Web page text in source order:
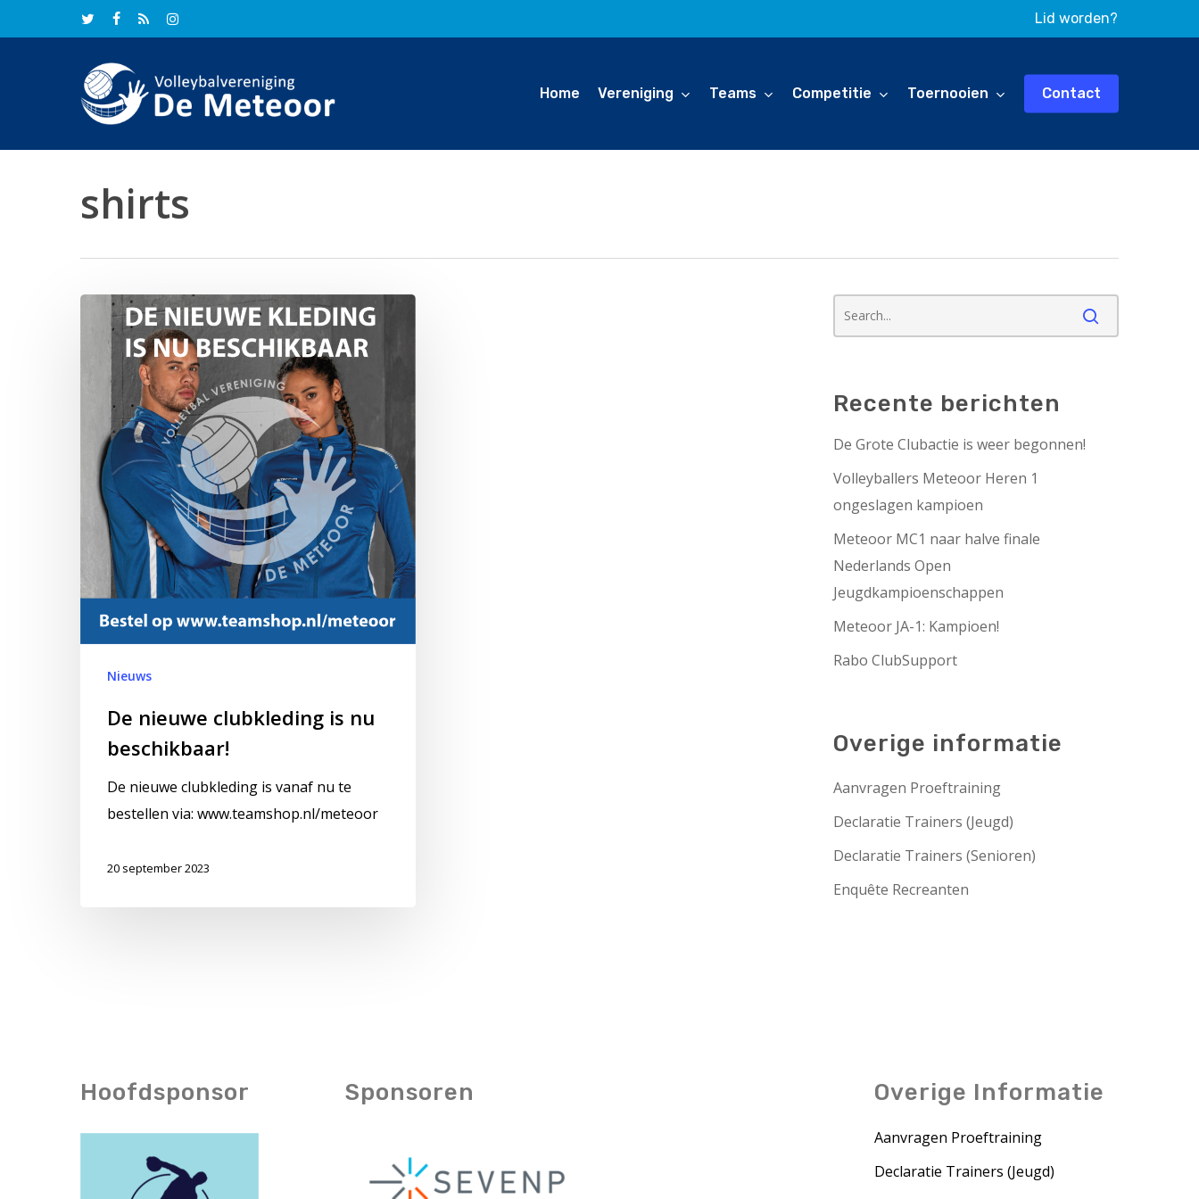
to
twitterfacebook
RSSinstagram
Lid worden?
Home Vereniging Teams Competitie Toernooien Contact
shirts
nieuwe
clubkleding
beschikbaar!
Nieuws
De nieuwe clubkleding is nu
beschikbaar!
De nieuwe clubkleding is vanaf nu te
bestellen via: www.teamshop.nl/meteoor
20 september 2023
Recente berichten
De Grote Clubactie is weer begonnen!
Volleyballers Meteoor Heren 1
ongeslagen kampioen
Meteoor MC1 naar halve finale
Nederlands Open
Jeugdkampioenschappen
Meteoor JA-1: Kampioen!
Rabo ClubSupport
Overige informatie
Aanvragen Proeftraining
Declaratie Trainers (Jeugd)
Declaratie Trainers (Senioren)
Enquête Recreanten
Hoofdsponsor Sponsoren Overige Informatie
Aanvragen Proeftraining
Declaratie Trainers (Jeugd)